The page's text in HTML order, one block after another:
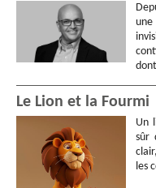
Le Lion et la Fourmi
Un
sûr
les